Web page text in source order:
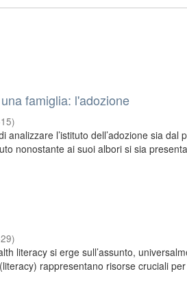
famiglia: l'adozione
)
analizzare l’istituto dell’adozione sia dal
nonostante ai suoi albori si sia
)
literacy si erge sull’assunto,
rappresentano risorse cruciali